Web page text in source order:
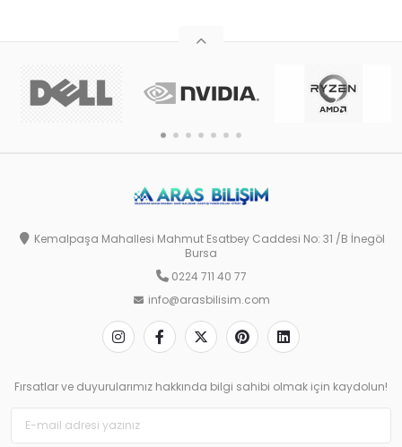
Kemalpaşa Mahallesi Mahmut Esatbey Caddesi No: 31 /B İnegöl
Bursa
0224 711 40 77
info@arasbilisim.com
Fırsatlar ve duyurularımız hakkında bilgi sahibi olmak için kaydolun!